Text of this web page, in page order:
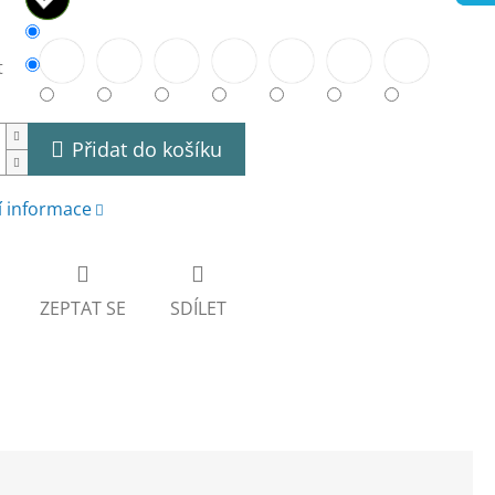
Přidat do košíku
informace
ZEPTAT SE SDÍLET